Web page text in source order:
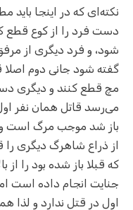
نکته‌ای که در اینجا
دست فرد را از کوع قطع
شود، و فرد دیگری از
گفته شود جانی دوم
مچ قطع کنند و دیگری
می‌رسد قاتل همان نفر
باز شد موجب مرگ است و
از ذراع شاهرگ دیگری
که قبلا باز شده بود را از
جنایت انجام داده است
اول در قتل ندارد و لذا